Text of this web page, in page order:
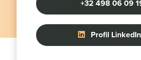
+32 498 06 09
Profil LinkedIn